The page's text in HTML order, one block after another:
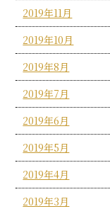
2019年11月
2019年10月
2019年8月
2019年7月
2019年6月
2019年5月
2019年4月
2019年3月